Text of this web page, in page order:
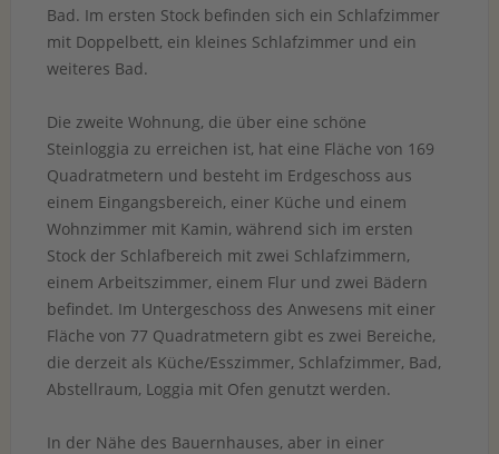
Bad. Im ersten Stock befinden sich ein Schlafzimmer
mit Doppelbett, ein kleines Schlafzimmer und ein
weiteres Bad.
Die zweite Wohnung, die über eine schöne
Steinloggia zu erreichen ist, hat eine Fläche von 169
Quadratmetern und besteht im Erdgeschoss aus
einem Eingangsbereich, einer Küche und einem
Wohnzimmer mit Kamin, während sich im ersten
Stock der Schlafbereich mit zwei Schlafzimmern,
einem Arbeitszimmer, einem Flur und zwei Bädern
befindet. Im Untergeschoss des Anwesens mit einer
Fläche von 77 Quadratmetern gibt es zwei Bereiche,
die derzeit als Küche/Esszimmer, Schlafzimmer, Bad,
Abstellraum, Loggia mit Ofen genutzt werden.
In der Nähe des Bauernhauses, aber in einer